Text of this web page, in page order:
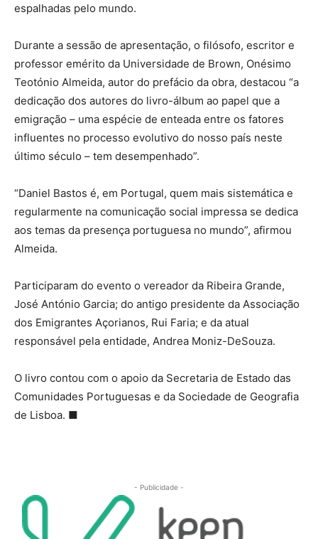
espalhadas pelo mundo.
Durante a sessão de apresentação, o filósofo, escritor e
professor emérito da Universidade de Brown, Onésimo
Teotónio Almeida, autor do prefácio da obra, destacou “a
dedicação dos autores do livro-álbum ao papel que a
emigração – uma espécie de enteada entre os fatores
influentes no processo evolutivo do nosso país neste
último século – tem desempenhado”.
“Daniel Bastos é, em Portugal, quem mais sistemática e
regularmente na comunicação social impressa se dedica
aos temas da presença portuguesa no mundo”, afirmou
Almeida.
Participaram do evento o vereador da Ribeira Grande,
José António Garcia; do antigo presidente da Associação
dos Emigrantes Açorianos, Rui Faria; e da atual
responsável pela entidade, Andrea Moniz-DeSouza.
O livro contou com o apoio da Secretaria de Estado das
Comunidades Portuguesas e da Sociedade de Geografia
de Lisboa. ■
- Publicidade -